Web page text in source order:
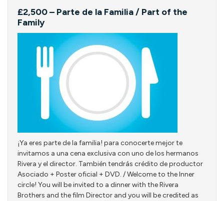
£2,500 – Parte de la Familia / Part of the
Family
¡Ya eres parte de la familia! para conocerte mejor te
invitamos a una cena exclusiva con uno de los hermanos
Rivera y el director. También tendrás crédito de productor
Asociado + Poster oficial + DVD. / Welcome to the Inner
circle! You will be invited to a dinner with the Rivera
Brothers and the film Director and you will be credited as